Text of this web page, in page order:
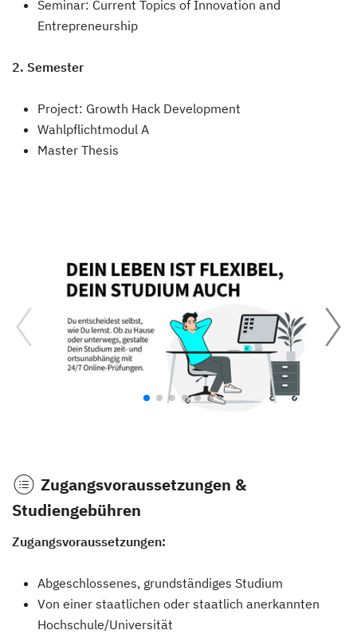
Seminar: Current Topics of Innovation and
Entrepreneurship
2. Semester
Project: Growth Hack Development
Wahlpflichtmodul A
Master Thesis
Zugangsvoraussetzungen &
Studiengebühren
Zugangsvoraussetzungen:
Abgeschlossenes, grundständiges Studium
Von einer staatlichen oder staatlich anerkannten
Hochschule/Universität